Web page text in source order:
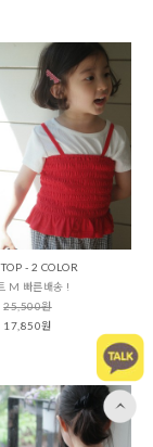
- 2 COLOR
M 빠른배송 !
25,500원
17,850원